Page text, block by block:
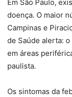
Em São Paulo,
doença. O maior
Campinas e
de Saúde alerta:
em áreas
paulista.
Os sintomas da